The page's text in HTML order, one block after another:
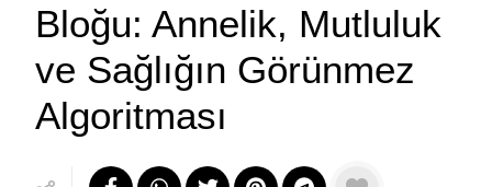
Bloğu: Annelik, Mutluluk
ve Sağlığın Görünmez
Algoritması